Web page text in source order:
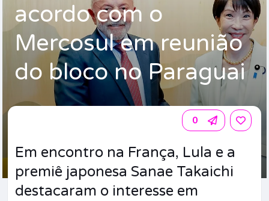
acordo com o
Mercosul em reunião
do bloco no Paraguai
0
Em encontro na França, Lula e a
premiê japonesa Sanae Takaichi
destacaram o interesse em